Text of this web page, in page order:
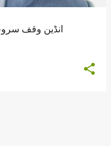
انڈین وقف